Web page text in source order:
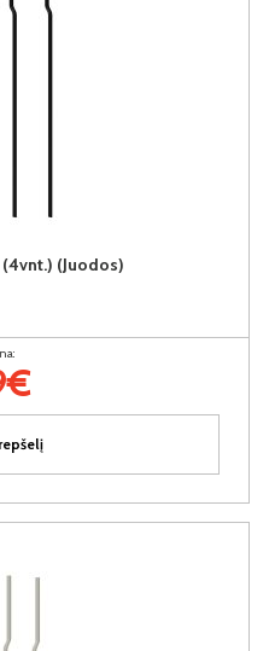
(4vnt.) (Juodos)